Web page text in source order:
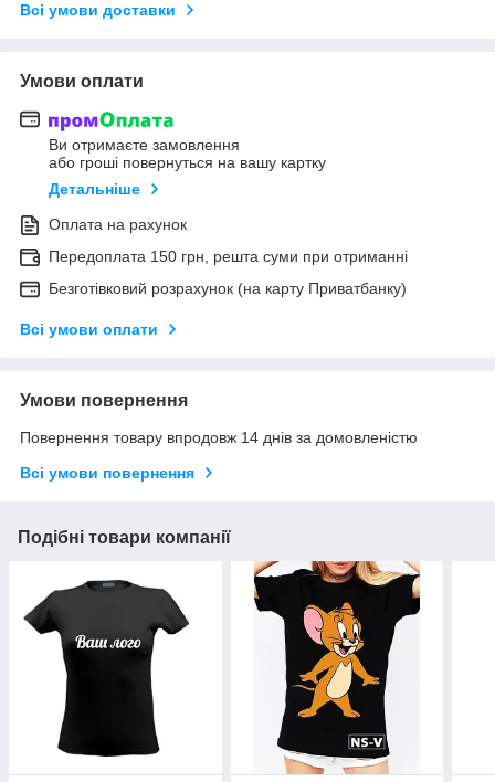
Всі умови доставки
Умови оплати
Ви отримаєте замовлення
або гроші повернуться на вашу картку
Детальніше
Оплата на рахунок
Передоплата 150 грн, решта суми при отриманні
Безготівковий розрахунок (на карту Приватбанку)
Всі умови оплати
Умови повернення
Повернення товару впродовж 14 днів за домовленістю
Всі умови повернення
Подібні товари компанії